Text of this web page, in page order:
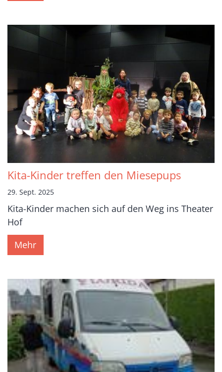
Kita-Kinder treffen den Miesepups
29. Sept. 2025
Kita-Kinder machen sich auf den Weg ins Theater
Hof
Mehr